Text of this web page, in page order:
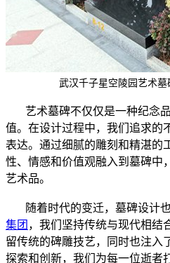
武汉千子星空陵园艺术墓
艺术墓碑不仅仅是一种纪念
值。在设计过程中，我们追求的
表达。通过细腻的雕刻和精湛的
性、情感和价值观融入到墓碑中
艺术品。
随着时代的变迁，墓碑设计
集团 ，我们坚持传统与现代相结
留传统的碑雕技艺，同时也注入
探索和创新，我们为每一位逝者